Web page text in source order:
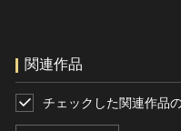
関連作品
チェックした関連作品